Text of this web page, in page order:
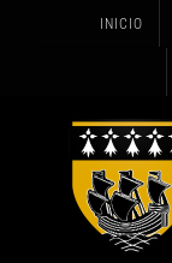
INICIO